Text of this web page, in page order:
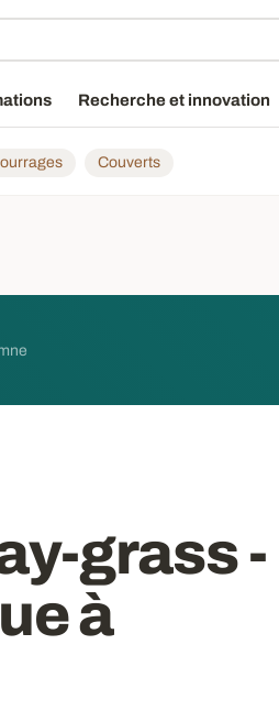
Recherche et innovation
Couverts
grass -
à